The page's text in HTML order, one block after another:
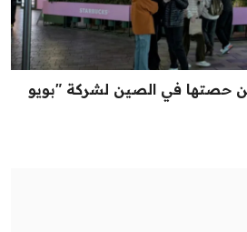
تبيع 60% من حصتها في الصين لشركة "بويو